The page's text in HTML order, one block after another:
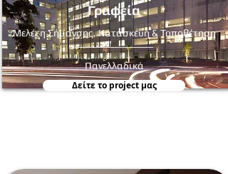
Γραφεία
Mελέτη Σήμανσης, Κατασκευή & Τοποθέτηση
Πανελλαδικά
Δείτε τo project μας